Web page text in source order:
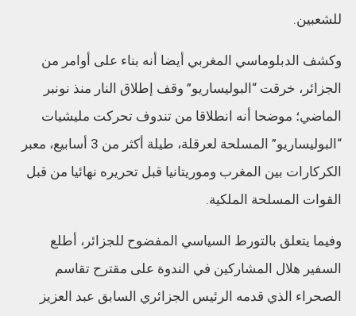
للشعبين.
وكشف الدبلوماسي المغربي أيضا أنه بناء على أوامر من
الجزائر، خرقت “البوليساريو” وقف إطلاق النار منذ نونبر
الماضي؛ موضحا أنه انطلاقا من تندوف تحركت مليشيات
“البوليساريو” المسلحة لعرقلة، طيلة أكثر من 3 أسابيع، معبر
الكركارات بين المغرب وموريتانيا قبل تحريره نهائيا من قبل
القوات المسلحة الملكية.
وفيما يتعلق بالتورط السياسي المفضوح للجزائر، أطلع
السفير هلال المشاركين في الندوة على مقترح تقاسم
الصحراء الذي قدمه الرئيس الجزائري السابق عبد العزيز